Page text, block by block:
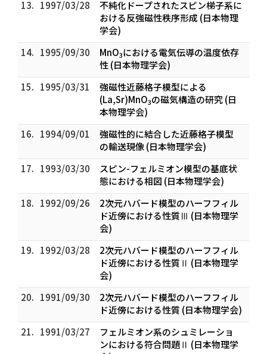
13. 1997/03/28
不純化ドープされたスピン梯子系に
おける反強磁性秩序形成 (日本物理
学会)
14. 1995/09/30 MnO3における電気伝導の温度依存
性 (日本物理学会)
15. 1995/03/31
強磁性近藤格子模型による
(La,Sr)MnO3の磁気構造の研究 (日
本物理学会)
16. 1994/09/01
強磁性的に結合した近藤格子模型
の輸送現像 (日本物理学会)
17. 1993/03/30
スピン-フェルミオン模型の基底状
態における相図 (日本物理学会)
18. 1992/09/26
2次元ハバード模型のハーフフィル
ド近傍における性質Ⅲ (日本物理学
会)
19. 1992/03/28
2次元ハバード模型のハーフフィル
ド近傍における性質Ⅱ (日本物理学
会)
20. 1991/09/30
2次元ハバード模型のハーフフィル
ド近傍における性質 (日本物理学会)
21. 1991/03/27
フェルミオン系のシュミレーショ
ンにおける符合問題Ⅱ (日本物理学